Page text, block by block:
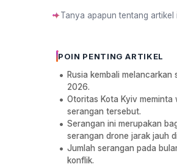
✦
POIN PENTING ARTIKEL
Rusia kembali
2026.
Otoritas Kota Kyiv
serangan tersebut.
Serangan ini merupakan
serangan drone jarak jauh
Jumlah serangan pada
konflik.